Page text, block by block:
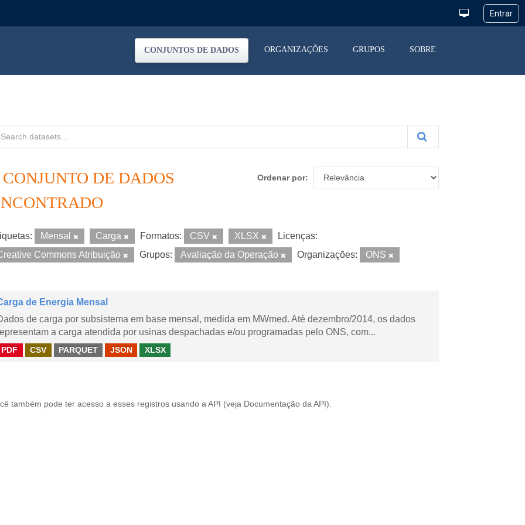
CONJUNTOS DE DADOS ORGANIZAÇÕES GRUPOS SOBRE
Ordenar por
CONJUNTO DE DADOS
Mensal Carga Formatos: CSV XLSX
Licenças:
Commons Atribuição
Grupos: Avaliação da Operação Organizações: ONS
de Energia Mensal
de carga por subsistema em base mensal, medida em MWmed. Até dezembro/2014, os dados
a carga atendida por usinas despachadas e/ou programadas pelo ONS, com...
PDF CSV PARQUET JSON XLSX
também pode ter acesso a esses registros usando a API (veja Documentação da API ).